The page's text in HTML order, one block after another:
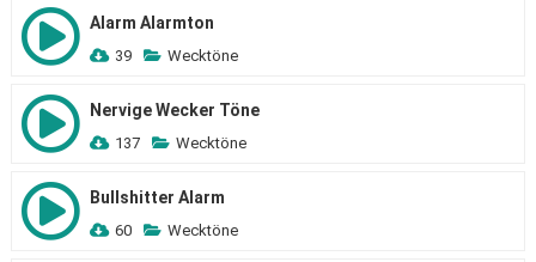
Alarm Alarmton
39 Wecktöne
Nervige Wecker Töne
137 Wecktöne
Bullshitter Alarm
60 Wecktöne